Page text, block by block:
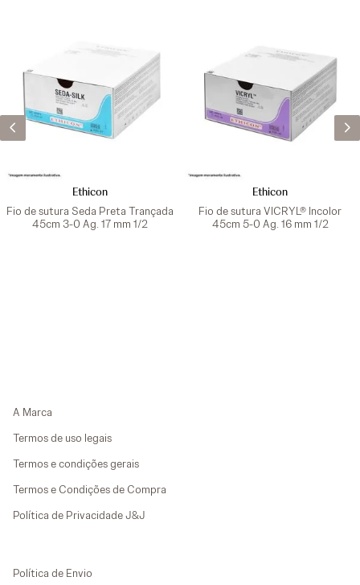
Ethicon
Fio de sutura Seda Preta Trançada
45cm 3-0 Ag. 17 mm 1/2
Ethicon
Fio de sutura VICRYL® Incolor
45cm 5-0 Ag. 16 mm 1/2
A Marca
Termos de uso legais
Termos e condições gerais
Termos e Condições de Compra
Política de Privacidade J&J
Política de Envio